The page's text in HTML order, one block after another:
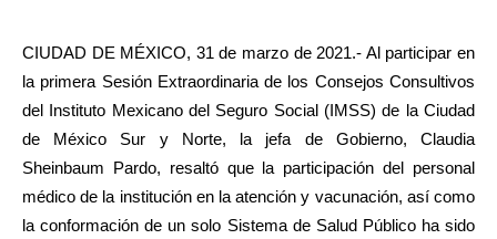
CIUDAD DE MÉXICO, 31 de marzo de 2021.- Al participar en
la primera Sesión Extraordinaria de los Consejos Consultivos
del Instituto Mexicano del Seguro Social (IMSS) de la Ciudad
de México Sur y Norte, la jefa de Gobierno, Claudia
Sheinbaum Pardo, resaltó que la participación del personal
médico de la institución en la atención y vacunación, así como
la conformación de un solo Sistema de Salud Público ha sido